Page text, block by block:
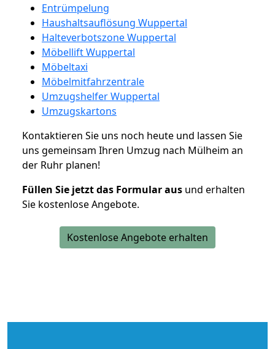
Entrümpelung
Haushaltsauflösung Wuppertal
Halteverbotszone Wuppertal
Möbellift Wuppertal
Möbeltaxi
Möbelmitfahrzentrale
Umzugshelfer Wuppertal
Umzugskartons
Kontaktieren Sie uns noch heute und lassen Sie
uns gemeinsam Ihren Umzug nach Mülheim an
der Ruhr planen!
Füllen Sie jetzt das Formular aus und erhalten
Sie kostenlose Angebote.
Kostenlose Angebote erhalten